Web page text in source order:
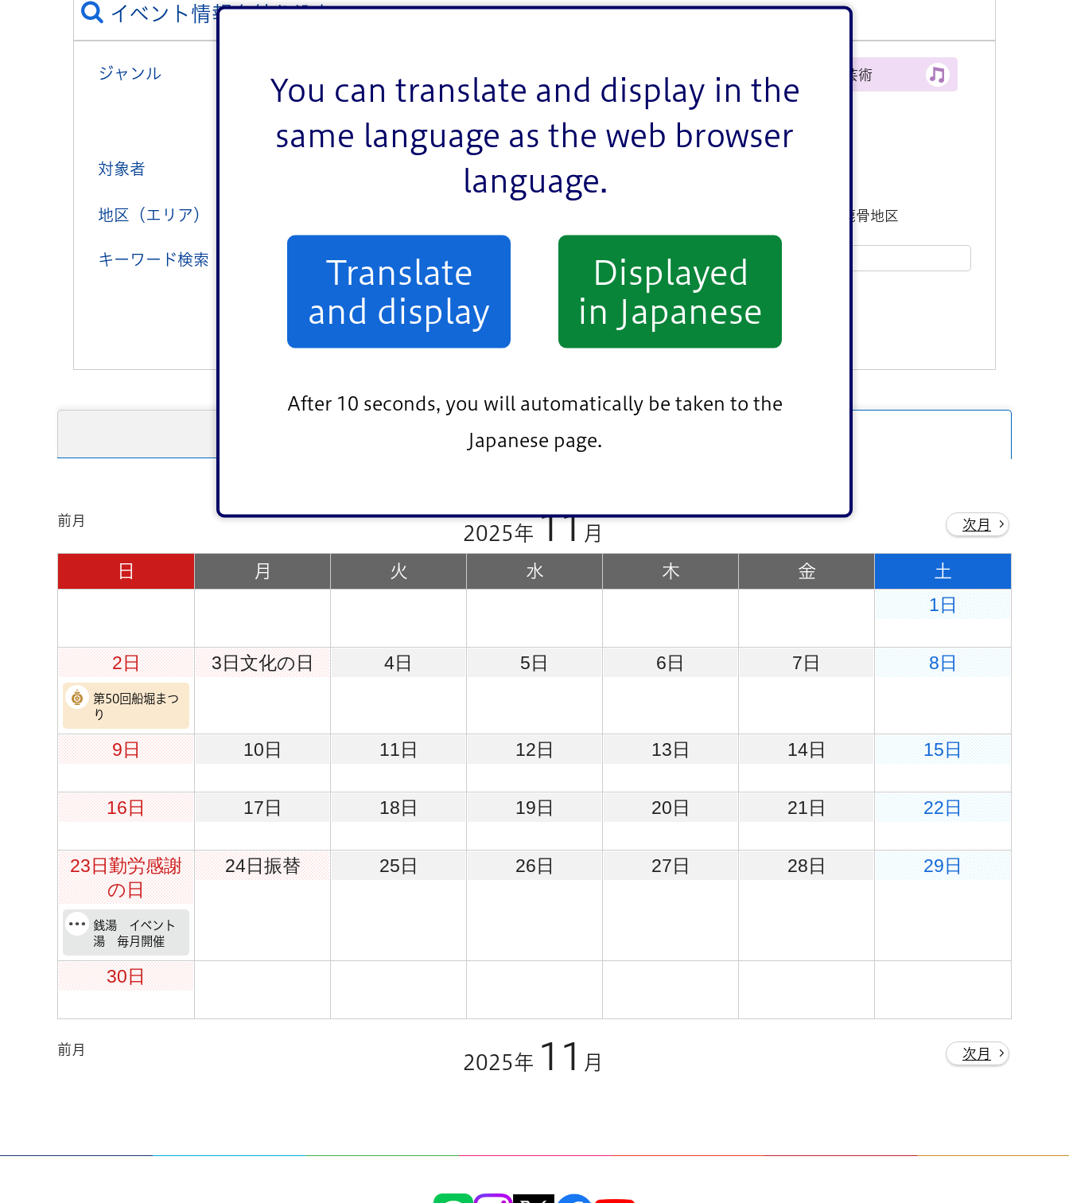
You can translate and display in the
same language as the web browser
language.
Translate
and display
Displayed
in Japanese
After 10 seconds, you will automatically be taken to the
Japanese page.
イベント情報を絞り込む
ジャンル お祭り スポーツ 文化・芸術
対象者
地区（エリア） 鹿骨地区
キーワード検索
条件をクリア
前月
2025年 11月 次月
日 月 火 水 木 金 土
1日
2日 3日文化の日 4日 5日 6日 7日 8日
第50回船堀まつ
り
9日 10日 11日 12日 13日 14日 15日
16日 17日 18日 19日 20日 21日 22日
23日勤労感謝
の日
24日振替 25日 26日 27日 28日 29日
銭湯 イベント
湯 毎月開催
30日
前月
2025年 11 月 次月